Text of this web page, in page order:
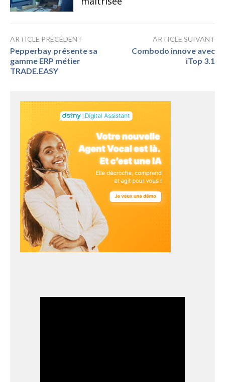
ARTICLE PRÉCÉDENT
Pepperbay présente sa
gamme ERP métier
TRADE.EASY
ARTICLE SUIVANT
Combodo innove avec
iTop 3.1